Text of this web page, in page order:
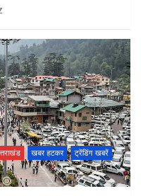
खबर हटकर
ट्रेंडिंग खबरें